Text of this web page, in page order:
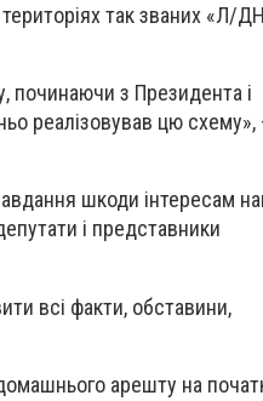
так званих «Л/
починаючи з Президента і
реалізовував цю схему»,
шкоди інтересам
і представники
всі факти, обставини,
арешту на